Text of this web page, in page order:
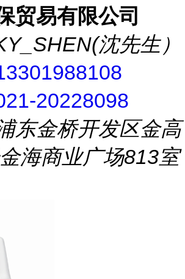
贸易有限公司
沈先生）
20228098
东金桥开发区金高
海商业广场813室